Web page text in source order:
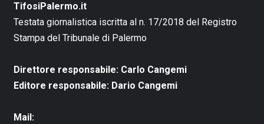
TifosiPalermo.it
Testata giornalistica iscritta al n. 17/2018 del Registro
Stampa del Tribunale di Palermo
Direttore responsabile: Carlo Cangemi
Editore responsabile: Dario Cangemi
Mail: